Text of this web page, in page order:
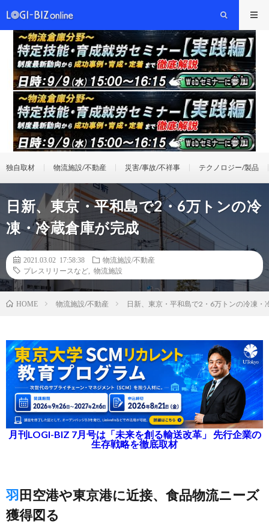
独自取材 物流施設/不動産 災害/事故/不祥事 テクノロジー/製品
日新、東京・平和島で2・6万トンの冷
凍・冷蔵倉庫が完成
2021.03.02 17:58:38
物流施設/不動産
プレスリリースなど
物流施設
HOME 物流施設/不動産 日新、東京・平和島で2・6万トンの冷凍・
月刊LOGI-BIZ 7月号は「未来を創る輸送改革」 先行企業の
生存戦略を徹底取材
羽田空港や東京港に近接、食品物流ニーズ
獲得図る